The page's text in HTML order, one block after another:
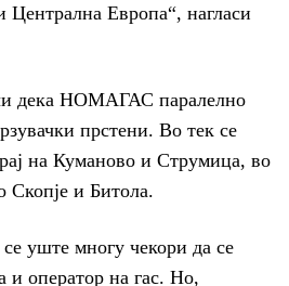
Централна Европа“, нагласи
дека НОМАГАС паралелно
прстени. Во тек се
на Куманово и Струмица, во
Скопје и Битола.
уште многу чекори да се
и оператор на гас. Но,